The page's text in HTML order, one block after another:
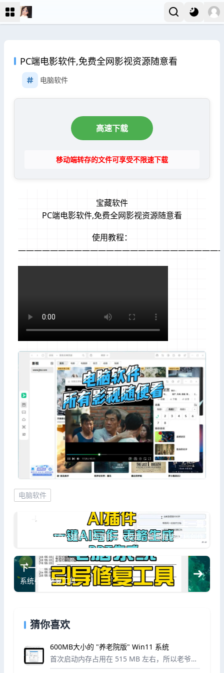
PC端电影软件,免费全网影视资源随意看
电脑软件
高速下载
移动端转存的文件可享受不限速下载
宝藏软件
PC端电影软件,免费全网影视资源随意看
使用教程：
电脑软件
上一篇
WPS AI办公插件：内置多元大模型，智能赋能文档创作
下一篇
系统引导修复工具
猜你喜欢
600MB大小的 "养老院版" Win11 系统
首次启动内存占用在 515 MB 左右，所以老爷机